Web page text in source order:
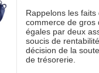
Rappelons les faits
commerce de gros
égales par deux
soucis de
décision de la
de trésorerie.